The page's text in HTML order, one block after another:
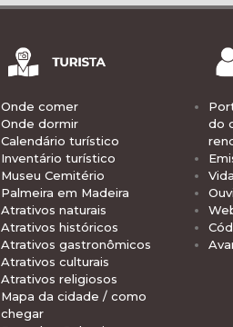
Onde comer
Onde dormir
Calendário turístico
Inventário turístico
Museu Cemitério
Palmeira em Madeira
Atrativos naturais
Atrativos históricos
Atrativos gastronômicos
Atrativos culturais
Atrativos religiosos
Mapa da cidade / como
chegar
do